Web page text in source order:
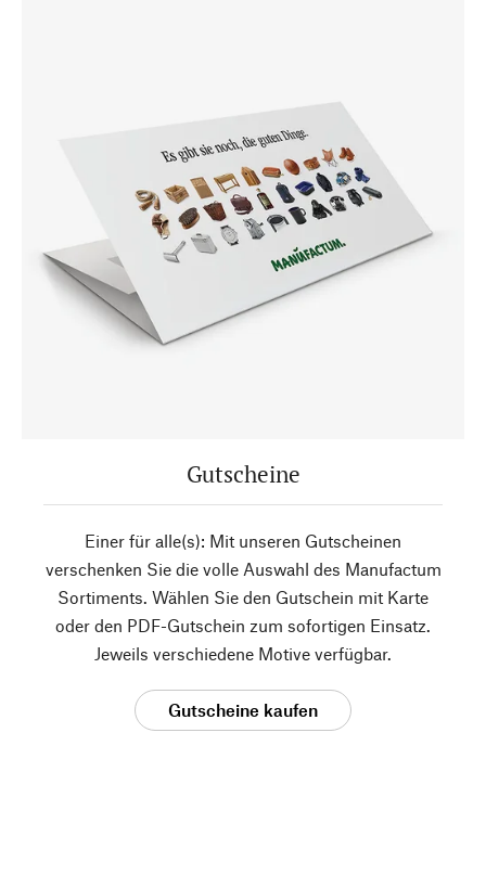
Gutscheine
Einer für alle(s): Mit unseren Gutscheinen
verschenken Sie die volle Auswahl des Manufactum
Sortiments. Wählen Sie den Gutschein mit Karte
oder den PDF-Gutschein zum sofortigen Einsatz.
Jeweils verschiedene Motive verfügbar.
Gutscheine kaufen